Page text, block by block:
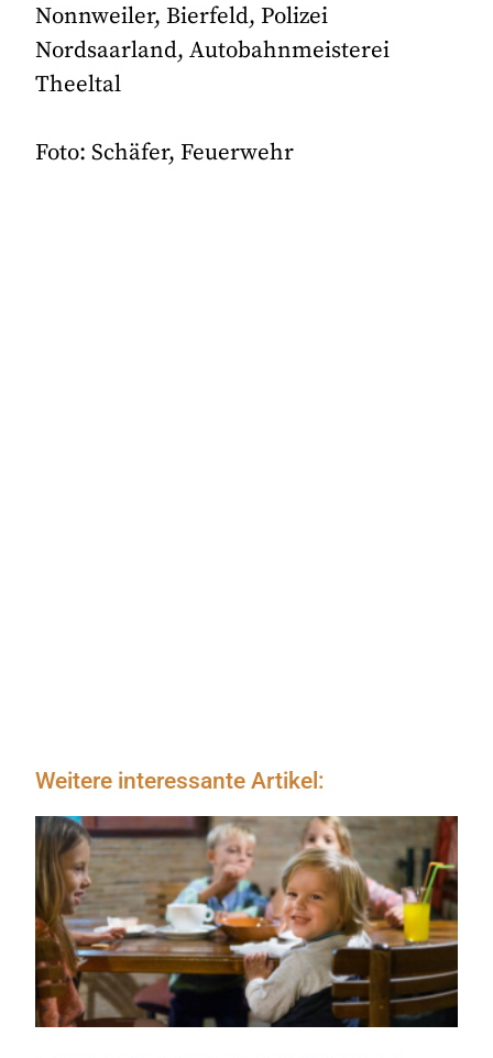
Nonnweiler, Bierfeld, Polizei
Nordsaarland, Autobahnmeisterei
Theeltal
Foto: Schäfer, Feuerwehr
Weitere interessante Artikel: